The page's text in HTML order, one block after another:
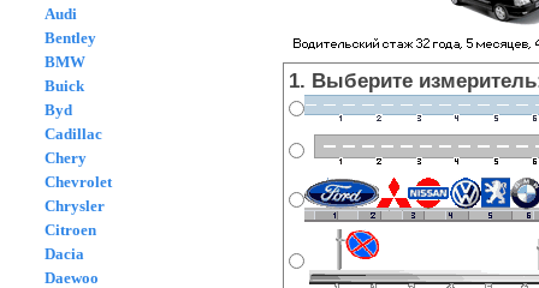
Audi
Bentley
BMW
Buick
Byd
Cadillac
Chery
Chevrolet
Chrysler
Citroen
Dacia
Daewoo
1. Выберите